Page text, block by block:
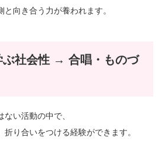
向き合う力が養われます。
ぶ社会性 → 合唱・ものづ
ない活動の中で、
り合いをつける経験ができます。